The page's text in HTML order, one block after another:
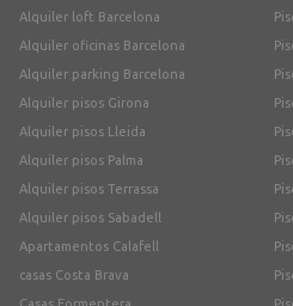
Alquiler loft Barcelona
Alquiler oficinas Barcelona
Alquiler parking Barcelona
Alquiler pisos Girona
Alquiler pisos Lleida
Alquiler pisos Palma
Alquiler pisos Terrassa
Alquiler pisos Sabadell
Apartamentos Calafell
casas Costa Brava